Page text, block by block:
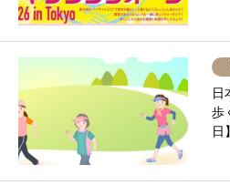
日
歩
日】